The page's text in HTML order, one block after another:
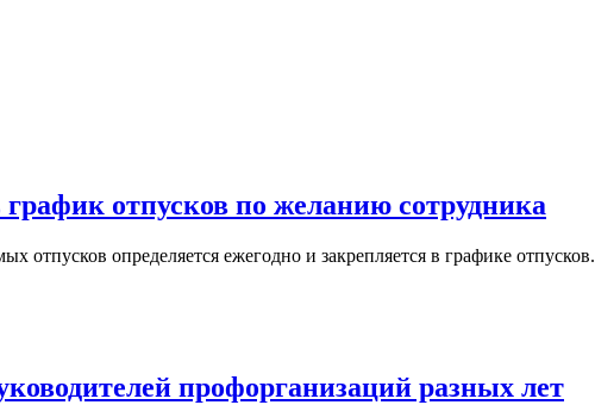
график отпусков по желанию сотрудника
отпусков определяется ежегодно и закрепляется в графике отпусков.
профорганизаций разных лет